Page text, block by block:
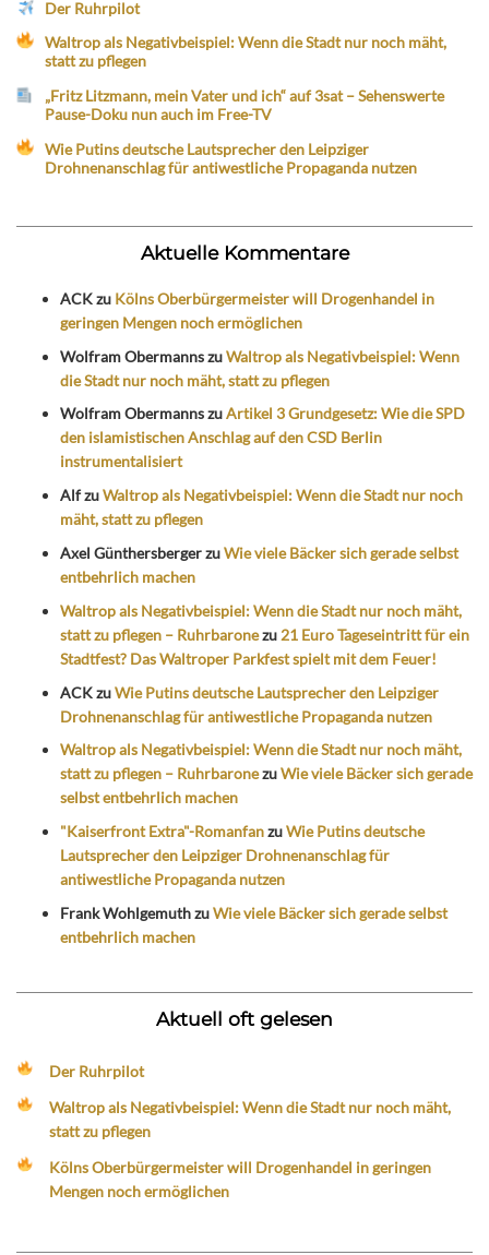
Der Ruhrpilot
Waltrop als Negativbeispiel: Wenn die Stadt nur noch mäht,
statt zu pflegen
„Fritz Litzmann, mein Vater und ich“ auf 3sat – Sehenswerte
Pause-Doku nun auch im Free-TV
Wie Putins deutsche Lautsprecher den Leipziger
Drohnenanschlag für antiwestliche Propaganda nutzen
Aktuelle Kommentare
ACKzu Kölns Oberbürgermeister will Drogenhandel in
geringen Mengen noch ermöglichen
Wolfram ObermannszuWaltrop als Negativbeispiel: Wenn
die Stadt nur noch mäht, statt zu pflegen
Wolfram ObermannszuArtikel 3 Grundgesetz: Wie die SPD
den islamistischen Anschlag auf den CSD Berlin
instrumentalisiert
AlfzuWaltrop als Negativbeispiel: Wenn die Stadt nur noch
mäht, statt zu pflegen
Axel GünthersbergerzuWie viele Bäcker sich gerade selbst
entbehrlich machen
Waltrop als Negativbeispiel: Wenn die Stadt nur noch mäht,
statt zu pflegen – Ruhrbaronezu 21 Euro Tageseintritt für ein
Stadtfest? Das Waltroper Parkfest spielt mit dem Feuer!
ACKzuWie Putins deutsche Lautsprecher den Leipziger
Drohnenanschlag für antiwestliche Propaganda nutzen
Waltrop als Negativbeispiel: Wenn die Stadt nur noch mäht,
statt zu pflegen – RuhrbaronezuWie viele Bäcker sich gerade
selbst entbehrlich machen
"Kaiserfront Extra"-RomanfanzuWie Putins deutsche
Lautsprecher den Leipziger Drohnenanschlag für
antiwestliche Propaganda nutzen
Frank WohlgemuthzuWie viele Bäcker sich gerade selbst
entbehrlich machen
Aktuell oft gelesen
Der Ruhrpilot
Waltrop als Negativbeispiel: Wenn die Stadt nur noch mäht,
statt zu pflegen
Kölns Oberbürgermeister will Drogenhandel in geringen
Mengen noch ermöglichen